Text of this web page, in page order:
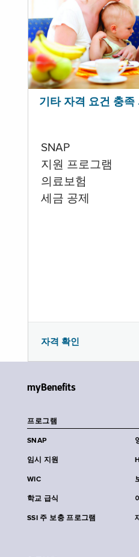
기타 자격 요건 충족
SNAP
지원 프로그램
의료보험
세금 공제
자격 확인
myBenefits
프로그램
SNAP
임시 지원
WIC
학교 급식
SSI 주 보충 프로그램